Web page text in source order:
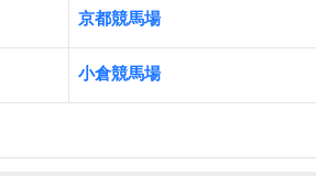
京都競馬場
小倉競馬場